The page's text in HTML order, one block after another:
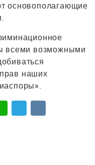
основополагающие
всеми возможными
наших